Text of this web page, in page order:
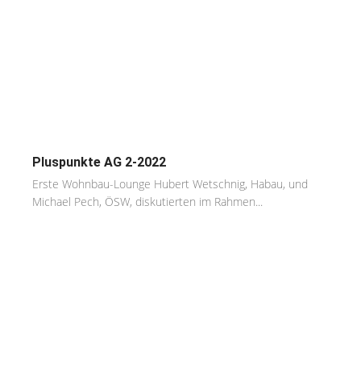
Pluspunkte AG 2-2022
Erste Wohnbau-Lounge Hubert Wetschnig, Habau, und
Michael Pech, ÖSW, diskutierten im Rahmen...